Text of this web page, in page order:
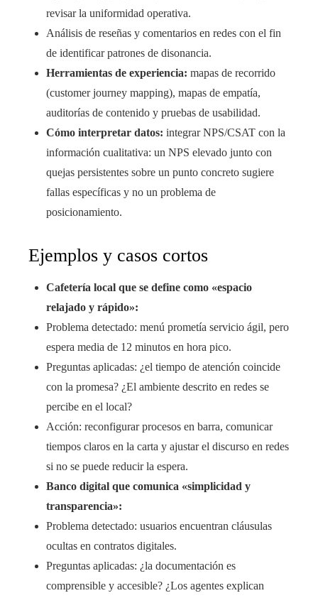
revisar la uniformidad operativa.
Análisis de reseñas y comentarios en redes con el fin
de identificar patrones de disonancia.
Herramientas de experiencia: mapas de recorrido
(customer journey mapping), mapas de empatía,
auditorías de contenido y pruebas de usabilidad.
Cómo interpretar datos: integrar NPS/CSAT con la
información cualitativa: un NPS elevado junto con
quejas persistentes sobre un punto concreto sugiere
fallas específicas y no un problema de
posicionamiento.
Ejemplos y casos cortos
Cafetería local que se define como «espacio
relajado y rápido»:
Problema detectado: menú prometía servicio ágil, pero
espera media de 12 minutos en hora pico.
Preguntas aplicadas: ¿el tiempo de atención coincide
con la promesa? ¿El ambiente descrito en redes se
percibe en el local?
Acción: reconfigurar procesos en barra, comunicar
tiempos claros en la carta y ajustar el discurso en redes
si no se puede reducir la espera.
Banco digital que comunica «simplicidad y
transparencia»:
Problema detectado: usuarios encuentran cláusulas
ocultas en contratos digitales.
Preguntas aplicadas: ¿la documentación es
comprensible y accesible? ¿Los agentes explican